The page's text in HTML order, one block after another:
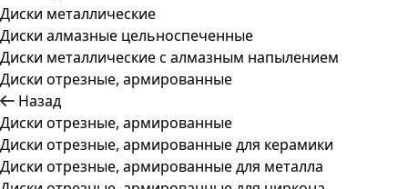
Диски металлические
Диски алмазные цельноспеченные
Диски металлические с алмазным напылением
Диски отрезные, армированные
Назад
Диски отрезные, армированные
Диски отрезные, армированные для керамики
Диски отрезные, армированные для металла